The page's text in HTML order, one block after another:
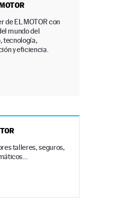
de EL MOTOR con
mundo del
tecnología,
y eficiencia.
talleres, seguros,